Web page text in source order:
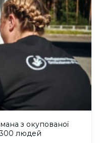
з окупованої
людей